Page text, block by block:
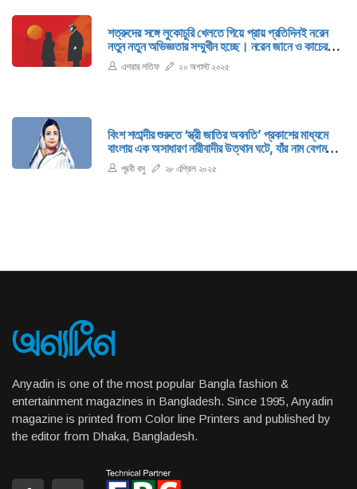
শত্রুদের সঙ্গে লুকোচুরি খেলতে গিয়ে প্রায় প্রতিদিনই নরেন
নতুন নতুন অভিজ্ঞতার সম্মুখীন হচ্ছে। নরেন জানে ও কাচের
মতো পাতলা বরফের ওপর স্কেট করছে।
এশরার লতিফ ২০ অগাস্ট ২০২৫
বিংশ শতাব্দীর শুরুতে ‘স্ত্রী জাতির অবনতি’ প্রকাশের মাধ্যমে
বাংলায় এক অসাধারণ নারীবাদীর উত্থান ঘটে, যাঁর নাম বেগম
রোকেয়া।
পূরবী বসু ২৮ এপ্রিল ২০২৫
Anyadin is one of the most popular Bangla fashion &
entertainment magazines in Bangladesh. Since 1995, Anyadin
magazine is printed from Color line Printers and published by
the editor from Dhaka, Bangladesh.